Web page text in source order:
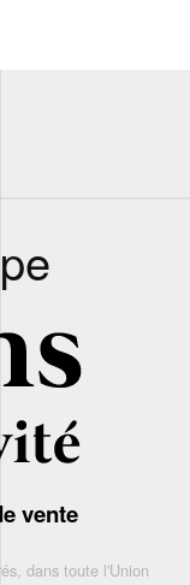
vente
dans toute l'Union